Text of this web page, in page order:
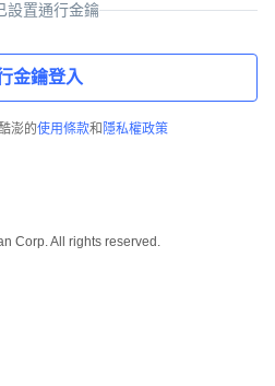
設置通行金鑰
金鑰登入
澎的使用條款和 隱私權政策
Corp. All rights reserved.